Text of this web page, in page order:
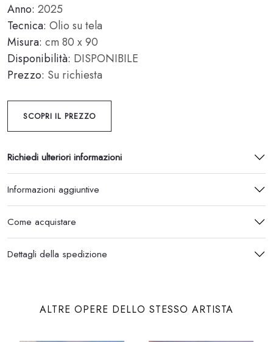
Anno: 2025
Tecnica: Olio su tela
Misura: cm 80 x 90
Disponibilità: DISPONIBILE
Prezzo: Su richiesta
SCOPRI IL PREZZO
Richiedi ulteriori informazioni
Informazioni aggiuntive
Come acquistare
Dettagli della spedizione
ALTRE OPERE DELLO STESSO ARTISTA